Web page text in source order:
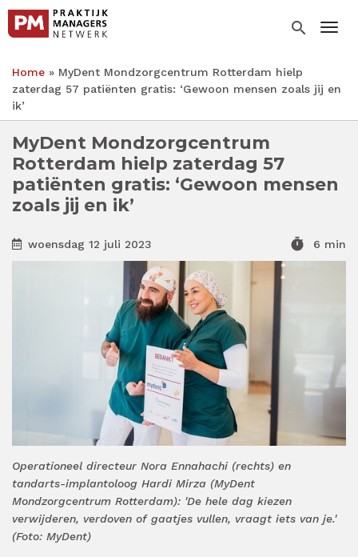
Overslaan
naar
inhoud
gaan
search
Kruimelpad
Home
MyDent Mondzorgcentrum Rotterdam hielp
zaterdag 57 patiënten gratis: ‘Gewoon mensen zoals jij en
ik’
MyDent Mondzorgcentrum
Rotterdam hielp zaterdag 57
patiënten gratis: ‘Gewoon mensen
zoals jij en ik’
woensdag 12 juli 2023 timer 6 min
Operationeel directeur Nora Ennahachi (rechts) en
tandarts-implantoloog Hardi Mirza (MyDent
Mondzorgcentrum Rotterdam): 'De hele dag kiezen
verwijderen, verdoven of gaatjes vullen, vraagt iets van je.'
(Foto: MyDent)